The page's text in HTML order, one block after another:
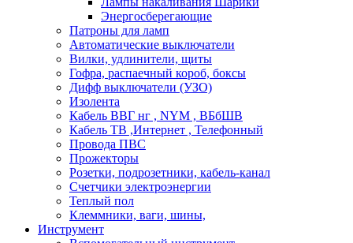
Энергосберегающие
Патроны для ламп
Автоматические выключатели
Вилки, удлинители, щиты
Гофра, распаечный короб, боксы
Дифф выключатели (УЗО)
Изолента
Кабель ВВГ нг , NYM , ВБбШВ
Кабель ТВ ,Интернет , Телефонный
Провода ПВС
Прожекторы
Розетки, подрозетники, кабель-канал
Счетчики электроэнергии
Теплый пол
Клеммники, ваги, шины,
Инструмент